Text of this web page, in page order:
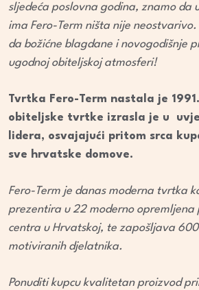
sljedeća poslovna godina, znamo da
ima Fero-Term ništa nije
da božićne blagdane i novogodišnje
ugodnoj obiteljskoj atmosferi!
Tvrtka Fero-Term nastala je
obiteljske tvrtke izrasla je u
lidera, osvajajući pritom srca
sve hrvatske domove.
Fero-Term je danas moderna tvrtka
prezentira u 22 moderno opremljena
centra u Hrvatskoj, te zapošljava
motiviranih djelatnika.
Ponuditi kupcu kvalitetan proizvod